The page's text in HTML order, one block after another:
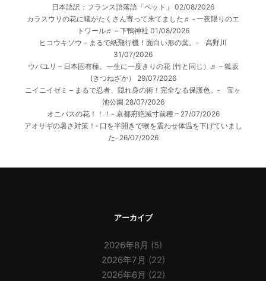
日本語訳：フランス語落語「ペット」
02/08/2026
カラスウリの花に蟻がたくさん寄って来てました♬ ‐ 一夜限りのエ
トワール♬ – 下鴨神社 01/08/2026
ヒコウキソウ – まるで紙飛行機！面白い形の葉。‐ 高野川
31/07/2026
ウバユリ – 日本固有種。一生に一度きりの花 (竹と同じ）♬ – 狐坂
(きつねざか）
29/07/2026
ニイニイゼミ – まるで忍者、隠れ身の術！完全なる保護色。‐ 宝ヶ
池公園 28/07/2026
オニバスの花！！！- 京都府絶滅寸前種 – 27/07/2026
アオサギの暑さ対策！‐ 口を半開きで喉を震わせ体温を下げていまし
た‐ 26/07/2026
アーカイブ
2026年8月 (5)
2026年7月 (22)
2026年6月 (22)